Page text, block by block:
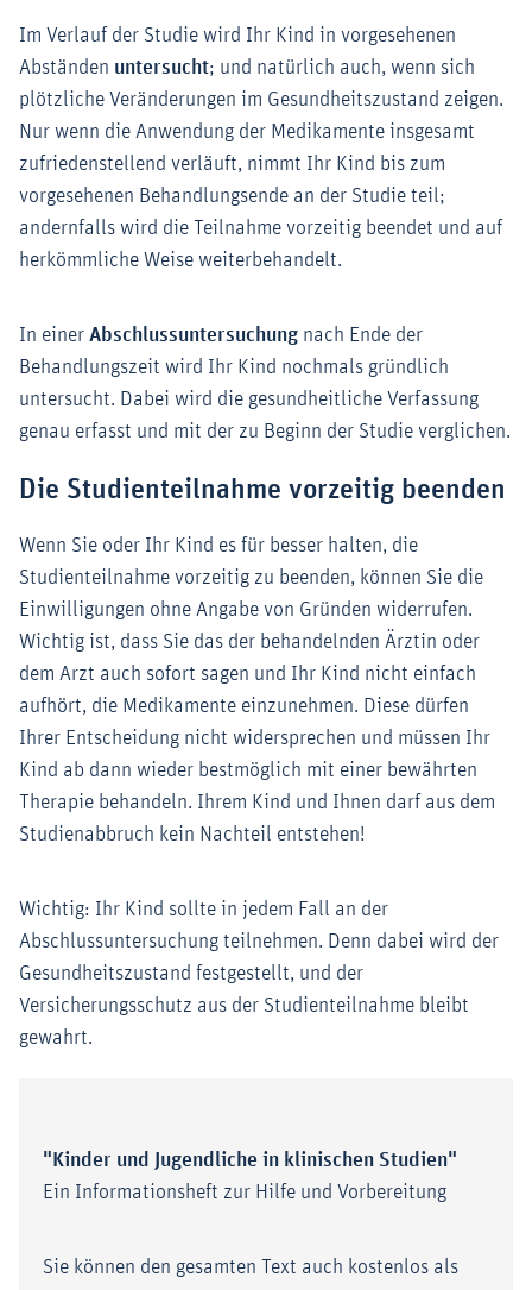
Im Verlauf der Studie wird Ihr Kind in vorgesehenen
Abständen untersucht; und natürlich auch, wenn sich
plötzliche Veränderungen im Gesundheitszustand zeigen.
Nur wenn die Anwendung der Medikamente insgesamt
zufriedenstellend verläuft, nimmt Ihr Kind bis zum
vorgesehenen Behandlungsende an der Studie teil;
andernfalls wird die Teilnahme vorzeitig beendet und auf
herkömmliche Weise weiterbehandelt.
In einer Abschlussuntersuchung nach Ende der
Behandlungszeit wird Ihr Kind nochmals gründlich
untersucht. Dabei wird die gesundheitliche Verfassung
genau erfasst und mit der zu Beginn der Studie verglichen.
Die Studienteilnahme vorzeitig beenden
Wenn Sie oder Ihr Kind es für besser halten, die
Studienteilnahme vorzeitig zu beenden, können Sie die
Einwilligungen ohne Angabe von Gründen widerrufen.
Wichtig ist, dass Sie das der behandelnden Ärztin oder
dem Arzt auch sofort sagen und Ihr Kind nicht einfach
aufhört, die Medikamente einzunehmen. Diese dürfen
Ihrer Entscheidung nicht widersprechen und müssen Ihr
Kind ab dann wieder bestmöglich mit einer bewährten
Therapie behandeln. Ihrem Kind und Ihnen darf aus dem
Studienabbruch kein Nachteil entstehen!
Wichtig: Ihr Kind sollte in jedem Fall an der
Abschlussuntersuchung teilnehmen. Denn dabei wird der
Gesundheitszustand festgestellt, und der
Versicherungsschutz aus der Studienteilnahme bleibt
gewahrt.
"Kinder und Jugendliche in klinischen Studien"
Ein Informationsheft zur Hilfe und Vorbereitung
Sie können den gesamten Text auch kostenlos als